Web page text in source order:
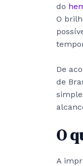
do
O
De
de
O
A